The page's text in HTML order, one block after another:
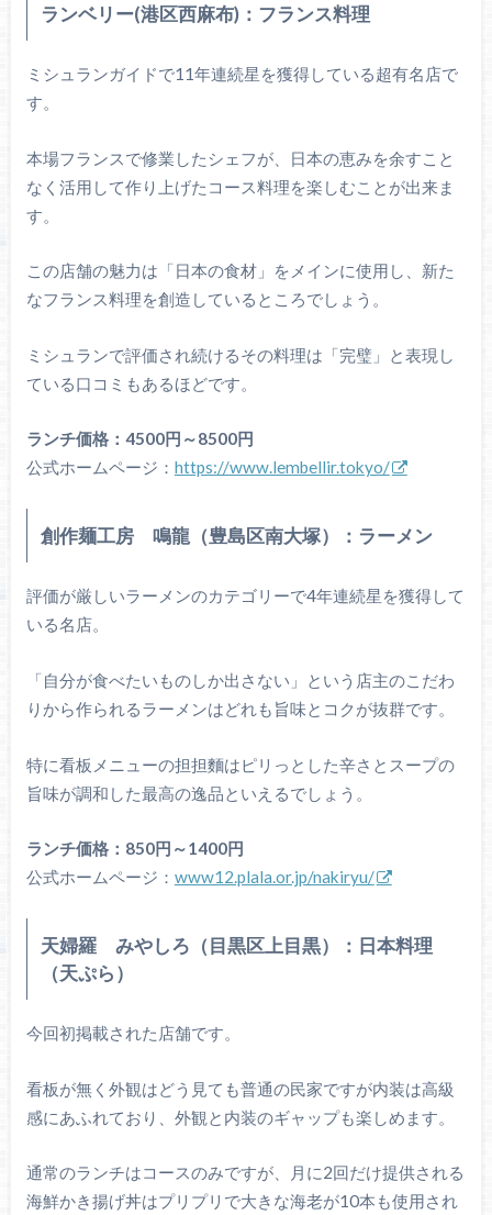
ランベリー(港区西麻布)：フランス料理
ミシュランガイドで11年連続星を獲得している超有名店で
す。
本場フランスで修業したシェフが、日本の恵みを余すこと
なく活用して作り上げたコース料理を楽しむことが出来ま
す。
この店舗の魅力は「日本の食材」をメインに使用し、新た
なフランス料理を創造しているところでしょう。
ミシュランで評価され続けるその料理は「完璧」と表現し
ている口コミもあるほどです。
ランチ価格：4500円～8500円
公式ホームページ： https://www.lembellir.tokyo/
創作麺工房 鳴龍（豊島区南大塚）：ラーメン
評価が厳しいラーメンのカテゴリーで4年連続星を獲得して
いる名店。
「自分が食べたいものしか出さない」という店主のこだわ
りから作られるラーメンはどれも旨味とコクが抜群です。
特に看板メニューの担担麵はピリっとした辛さとスープの
旨味が調和した最高の逸品といえるでしょう。
ランチ価格：850円～1400円
公式ホームページ： www12.plala.or.jp/nakiryu/
天婦羅 みやしろ（目黒区上目黒）：日本料理
（天ぷら）
今回初掲載された店舗です。
看板が無く外観はどう見ても普通の民家ですが内装は高級
感にあふれており、外観と内装のギャップも楽しめます。
通常のランチはコースのみですが、月に2回だけ提供される
海鮮かき揚げ丼はプリプリで大きな海老が10本も使用され